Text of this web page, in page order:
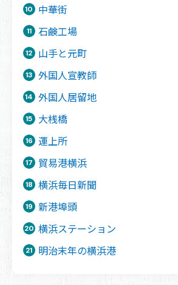
中華街
石鹸工場
山手と元町
外国人宣教師
外国人居留地
大桟橋
運上所
貿易港横浜
横浜毎日新聞
新港埠頭
横浜ステーション
明治末年の横浜港